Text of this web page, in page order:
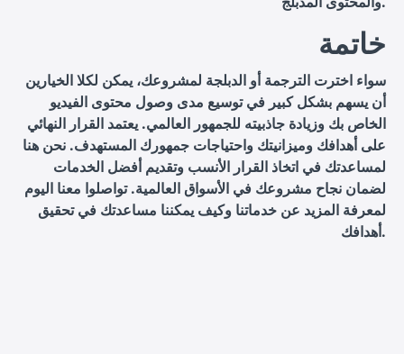
خاتمة
سواء اخترت الترجمة أو الدبلجة لمشروعك، يمكن لكلا الخيارين
أن يسهم بشكل كبير في توسيع مدى وصول محتوى الفيديو
الخاص بك وزيادة جاذبيته للجمهور العالمي. يعتمد القرار النهائي
على أهدافك وميزانيتك واحتياجات جمهورك المستهدف. نحن هنا
لمساعدتك في اتخاذ القرار الأنسب وتقديم أفضل الخدمات
لضمان نجاح مشروعك في الأسواق العالمية. تواصلوا معنا اليوم
لمعرفة المزيد عن خدماتنا وكيف يمكننا مساعدتك في تحقيق
أهدافك.